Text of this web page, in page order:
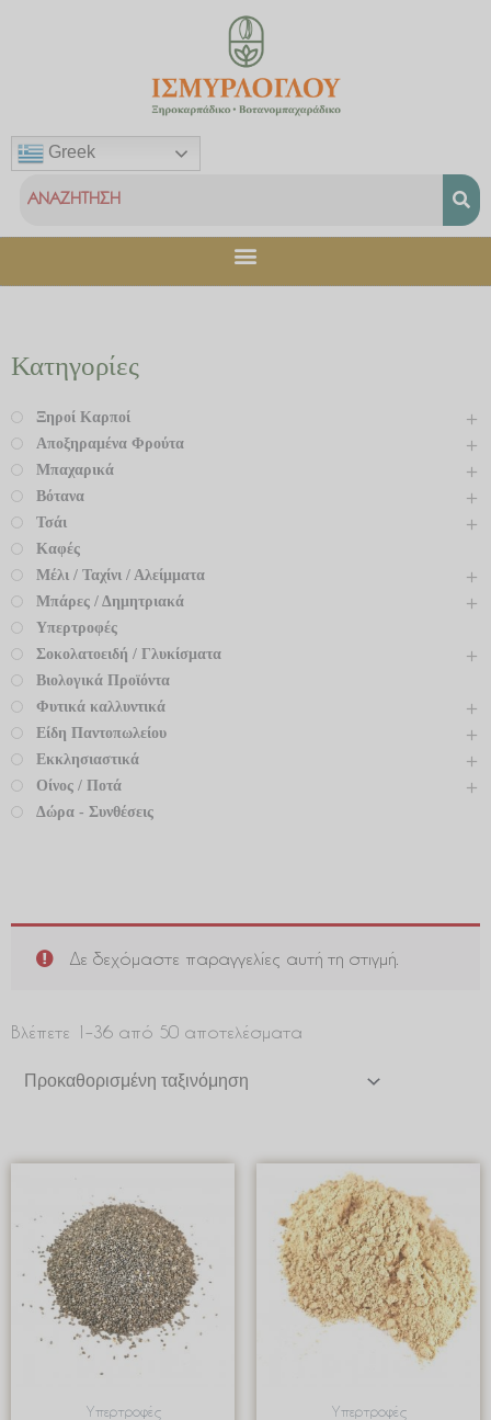
Greek
Κατηγορίες
Ξηροί Καρποί
Αποξηραμένα Φρούτα
Μπαχαρικά
Βότανα
Τσάι
Καφές
Μέλι / Ταχίνι / Αλείμματα
Μπάρες / Δημητριακά
Υπερτροφές
Σοκολατοειδή / Γλυκίσματα
Βιολογικά Προϊόντα
Φυτικά καλλυντικά
Είδη Παντοπωλείου
Εκκλησιαστικά
Οίνος / Ποτά
Δώρα - Συνθέσεις
Δε δεχόμαστε παραγγελίες αυτή τη στιγμή.
Βλέπετε 1–36 από 50 αποτελέσματα
Υπερτροφές
through
€ 15.90
Υπερτροφές
€ 1.95
through
€ 38.90